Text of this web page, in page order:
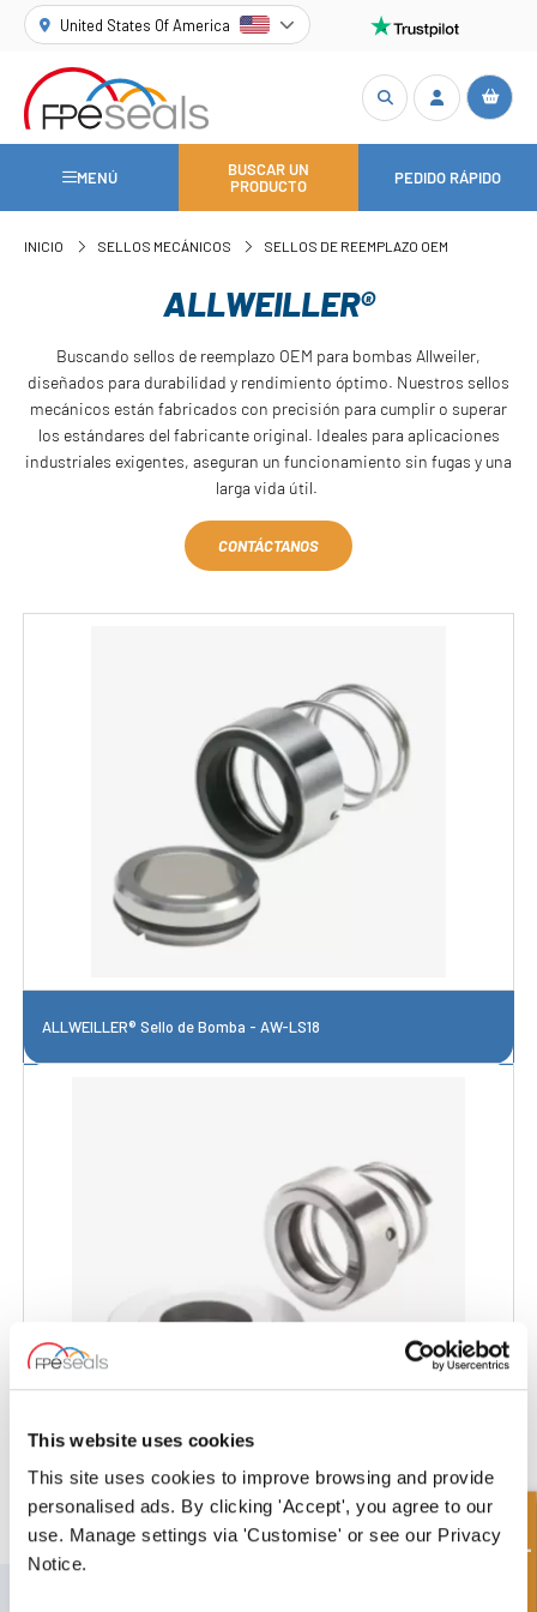
This website uses cookies
This site uses cookies to improve browsing and provide
personalised ads. By clicking 'Accept', you agree to our
use. Manage settings via 'Customise' or see our Privacy
Notice.
United States Of America
MENÚ
BUSCAR UN
PRODUCTO
PEDIDO RÁPIDO
INICIO SELLOS MECÁNICOS SELLOS DE REEMPLAZO OEM
ALLWEILLER®
Buscando sellos de reemplazo OEM para bombas Allweiler,
diseñados para durabilidad y rendimiento óptimo. Nuestros sellos
mecánicos están fabricados con precisión para cumplir o superar
los estándares del fabricante original. Ideales para aplicaciones
industriales exigentes, aseguran un funcionamiento sin fugas y una
larga vida útil.
CONTÁCTANOS
ALLWEILLER® Sello de Bomba - AW-LS18
ALLWEILLER® Sello de Bomba - AW-SP